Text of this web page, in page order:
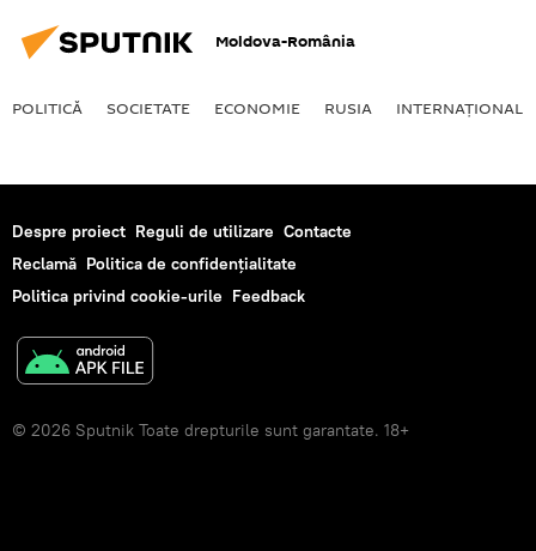
Moldova-România
POLITICĂ SOCIETATE ECONOMIE RUSIA INTERNAŢIONAL
Despre proiect Reguli de utilizare Contacte
Reclamă Politica de confidențialitate
Politica privind cookie-urile Feedback
© 2026 Sputnik Toate drepturile sunt garantate. 18+